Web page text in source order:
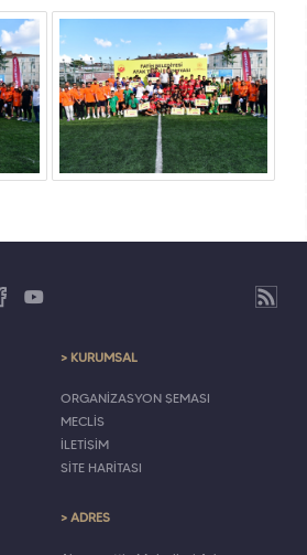
> KURUMSAL
ORGANİZASYON ŞEMASI
MECLİS
İLETİŞİM
SİTE HARİTASI
> ADRES